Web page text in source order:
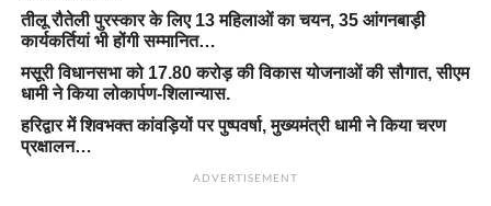
तीलू रौतेली पुरस्कार के लिए 13 महिलाओं का चयन, 35 आंगनबाड़ी
कार्यकर्तियां भी होंगी सम्मानित…
मसूरी विधानसभा को 17.80 करोड़ की विकास योजनाओं की सौगात, सीएम
धामी ने किया लोकार्पण-शिलान्यास.
हरिद्वार में शिवभक्त कांवड़ियों पर पुष्पवर्षा, मुख्यमंत्री धामी ने किया चरण
प्रक्षालन…
ADVERTISEMENT